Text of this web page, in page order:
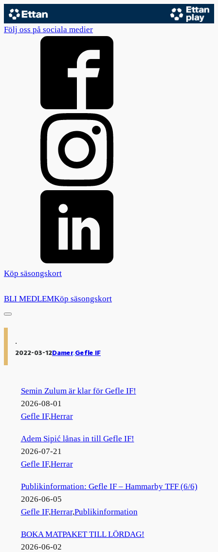
Följ oss på sociala medier
Köp säsongskort
BLI MEDLEMKöp säsongskort
.
2022-03-12Damer,Gefle IF
Semin Zulum är klar för Gefle IF!
2026-08-01
Gefle IF,Herrar
Adem Sipić lånas in till Gefle IF!
2026-07-21
Gefle IF,Herrar
Publikinformation: Gefle IF – Hammarby TFF (6/6)
2026-06-05
Gefle IF,Herrar,Publikinformation
BOKA MATPAKET TILL LÖRDAG!
2026-06-02